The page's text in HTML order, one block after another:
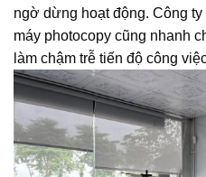
ngờ dừng hoạt động. Công
máy photocopy cũng nhanh
làm chậm trễ tiến độ công